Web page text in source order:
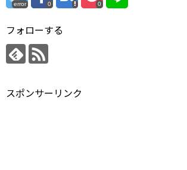
error 0 0
フォローする
スポンサーリンク